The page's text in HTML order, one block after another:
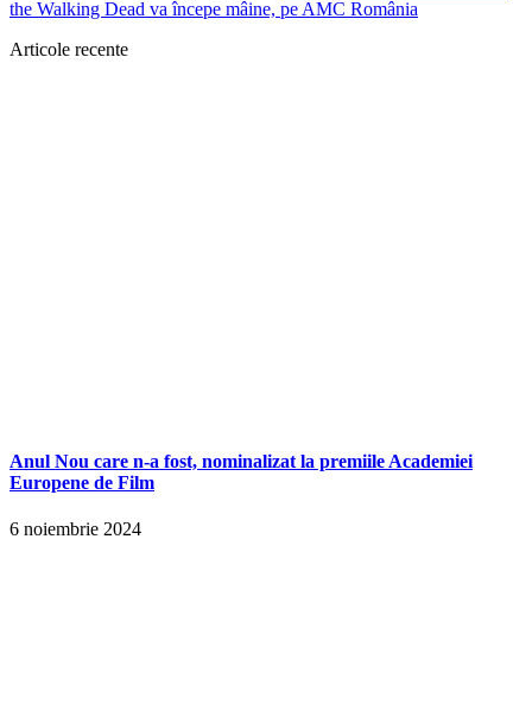
the Walking Dead va începe mâine, pe AMC România
Articole recente
Anul Nou care n-a fost, nominalizat la premiile Academiei
Europene de Film
6 noiembrie 2024